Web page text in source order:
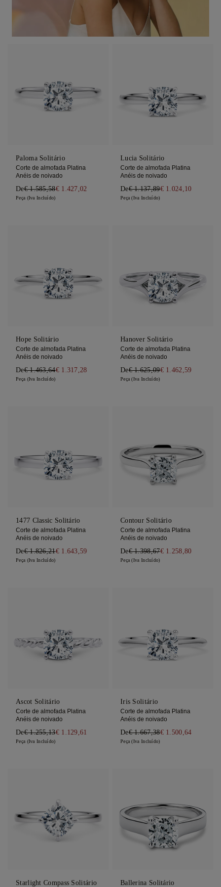
Paloma Solitário
Corte de almofada Platina
Anéis de noivado
De€ 1.585,58€ 1.427,02
Peça (Iva Incluído)
Lucia Solitário
Corte de almofada Platina
Anéis de noivado
De€ 1.137,89€ 1.024,10
Peça (Iva Incluído)
Hope Solitário
Corte de almofada Platina
Anéis de noivado
De€ 1.463,64€ 1.317,28
Peça (Iva Incluído)
Hanover Solitário
Corte de almofada Platina
Anéis de noivado
De€ 1.625,09€ 1.462,59
Peça (Iva Incluído)
1477 Classic Solitário
Corte de almofada Platina
Anéis de noivado
De€ 1.826,21€ 1.643,59
Peça (Iva Incluído)
Contour Solitário
Corte de almofada Platina
Anéis de noivado
De€ 1.398,67€ 1.258,80
Peça (Iva Incluído)
Ascot Solitário
Corte de almofada Platina
Anéis de noivado
De€ 1.255,13€ 1.129,61
Peça (Iva Incluído)
Iris Solitário
Corte de almofada Platina
Anéis de noivado
De€ 1.667,38€ 1.500,64
Peça (Iva Incluído)
Starlight Compass Solitário Ballerina Solitário